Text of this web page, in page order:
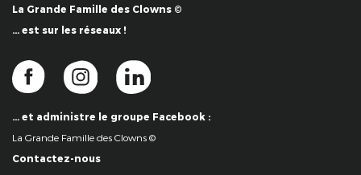
La Grande Famille des Clowns ©
… est sur les réseaux !
… et administre le groupe Facebook :
La Grande Famille des Clowns ©
Contactez-nous